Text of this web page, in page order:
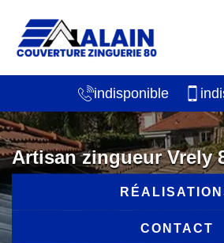
indisponible
Artisan zingueur Vrely
CONTACT